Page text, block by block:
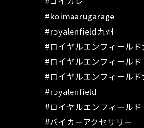
#koimaarugarage
#royalenfield九州
#ロイヤルエンフィールド
#ロイヤルエンフィールド
#ロイヤルエンフィールド
#royalenfield
#ロイヤルエンフィールド
#バイカーアクセサリー